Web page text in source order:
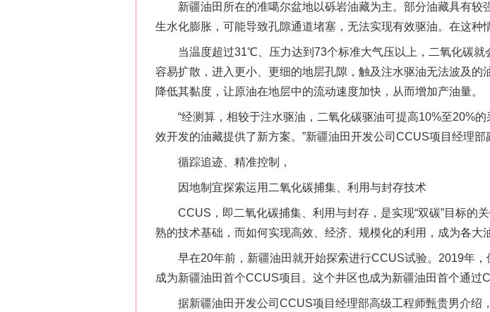
新疆油田所在的准噶尔盆地以砾岩油藏为主。部分油藏具有较
生水化膨胀，可能导致孔隙通道堵塞，无法实现有效驱油。在这种
当温度超过31℃、压力达到73个标准大气压以上，二氧化碳就
容易扩散，进入更小、更细的地层孔隙，触及注水驱油无法波及
降低其黏度，让原油在地层中的流动速度加快，从而增加产油量。
“经测算，相较于注水驱油，二氧化碳驱油可提高10%至20%的
效开发的油藏提供了新方案。”新疆油田开发公司CCUS项目经理部
循踪追迹、精准控制，
因地制宜探索运用二氧化碳捕集、利用与封存技术
CCUS，即二氧化碳捕集、利用与封存，是实现“双碳”目标的
熟的技术基础，而如何实现高效、经济、规模化的利用，成为各大
早在20年前，新疆油田就开始探索进行CCUS试验。2019年，
成为新疆油田首个CCUS项目。这个井区也成为新疆油田首个通过
据新疆油田开发公司CCUS项目经理部高级工程师甄贵男介绍